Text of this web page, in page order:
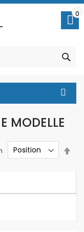
0
MODELLE